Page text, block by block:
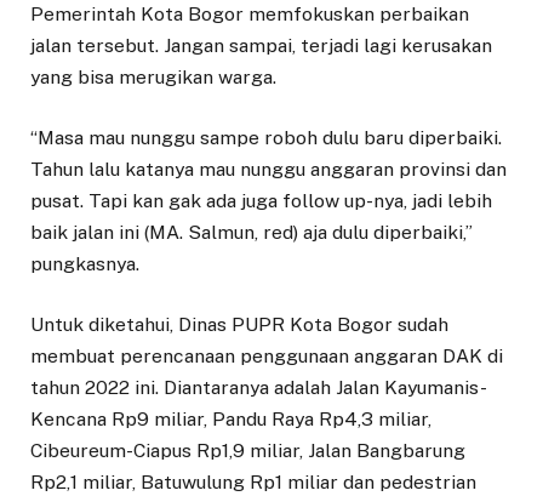
Pemerintah Kota Bogor memfokuskan perbaikan
jalan tersebut. Jangan sampai, terjadi lagi kerusakan
yang bisa merugikan warga.
“Masa mau nunggu sampe roboh dulu baru diperbaiki.
Tahun lalu katanya mau nunggu anggaran provinsi dan
pusat. Tapi kan gak ada juga follow up-nya, jadi lebih
baik jalan ini (MA. Salmun, red) aja dulu diperbaiki,”
pungkasnya.
Untuk diketahui, Dinas PUPR Kota Bogor sudah
membuat perencanaan penggunaan anggaran DAK di
tahun 2022 ini. Diantaranya adalah Jalan Kayumanis-
Kencana Rp9 miliar, Pandu Raya Rp4,3 miliar,
Cibeureum-Ciapus Rp1,9 miliar, Jalan Bangbarung
Rp2,1 miliar, Batuwu­lung Rp1 miliar dan pede­strian